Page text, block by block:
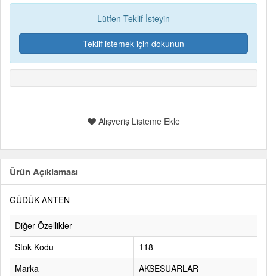
Lütfen Teklif İsteyin
Teklif istemek için dokunun
Alışveriş Listeme Ekle
Ürün Açıklaması
GÜDÜK ANTEN
Diğer Özellikler
Stok Kodu
118
Marka
AKSESUARLAR